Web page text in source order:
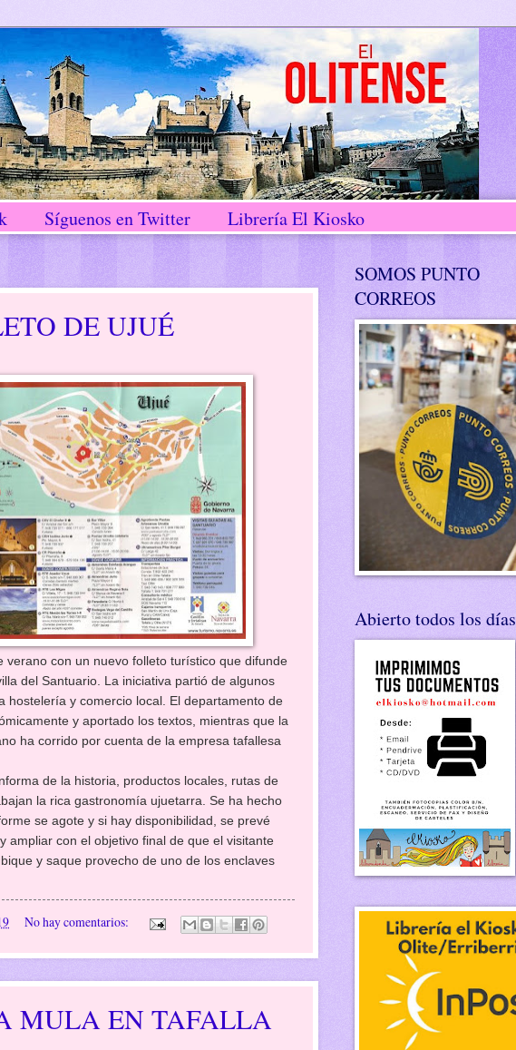
Síguenos en Twitter Librería El Kiosko
DE UJUÉ
verano con un nuevo folleto turístico que difunde
del Santuario. La iniciativa partió de algunos
hostelería y comercio local. El departamento de
y aportado los textos, mientras que la
ha corrido por cuenta de la empresa tafallesa
de la historia, productos locales, rutas de
la rica gastronomía ujuetarra. Se ha hecho
se agote y si hay disponibilidad, se prevé
ampliar con el objetivo final de que el visitante
y saque provecho de uno de los enclaves
No hay comentarios:
MULA EN TAFALLA
SOMOS PUNTO
CORREOS
Abierto todos los días